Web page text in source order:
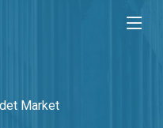
Market